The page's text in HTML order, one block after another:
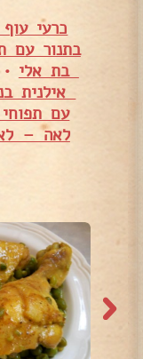
כרעי
בתנור עם
בת אלי
אילנית
עם
לאה –